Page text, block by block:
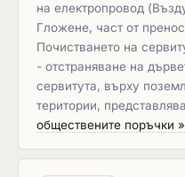
на електропровод
Гложене, част от
Почистването на
- отстраняване на
сервитута, върху
територии,
обществените поръчки »